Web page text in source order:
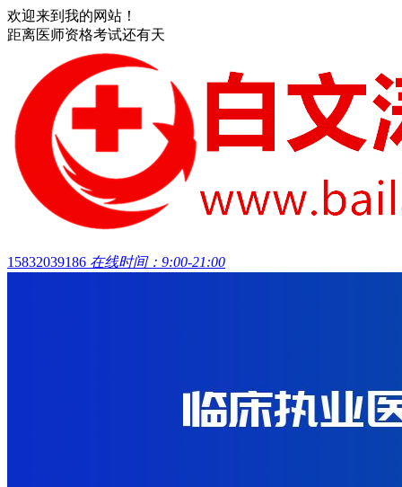
欢迎来到我的网站！
距离医师资格考试还有天
15832039186 在线时间：9:00-21:00